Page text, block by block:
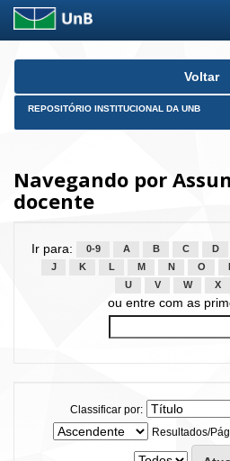
Skip
Voltar
REPOSITÓRIO INSTITUCIONAL DA UNB
Navegando por
docente
Ir para: 0-9 A B C D
J
K L M N O
U
V W X
ou entre com as
Classificar por:
Resultados/